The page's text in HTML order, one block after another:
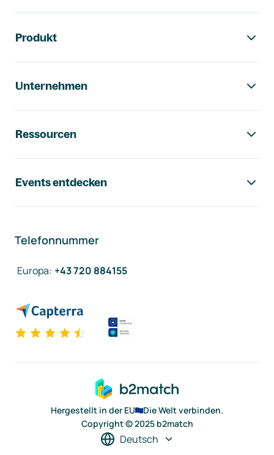
Produkt
Unternehmen
Ressourcen
Events entdecken
Telefonnummer
Europa: +43 720 884155
Hergestellt in der EU
Die Welt verbinden.
Copyright © 2025 b2match
Deutsch